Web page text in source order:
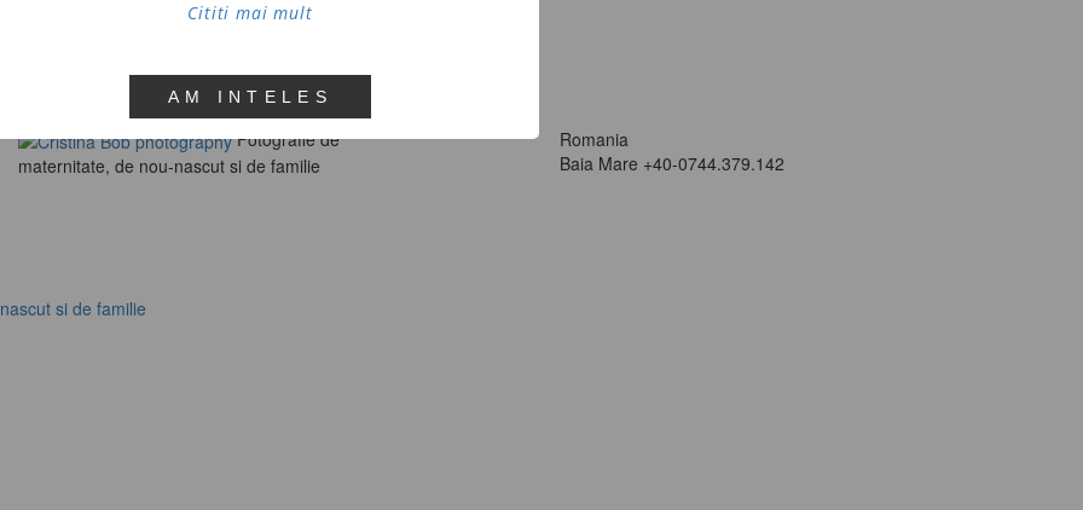
Fotografie de
maternitate, de nou-nascut si de familie
Romania
Baia Mare +40-0744.379.142
si de familie
Cititi mai mult
AM INTELES